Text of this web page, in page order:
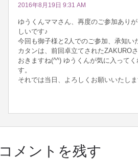
2016年8月19日 9:31 AM
ゆうくんママさん、再度のご参加あり
しいです♪
今回も御子様と2人でのご参加、承知い
カタンは、前回卓立てされたZAKURO
おきますね(^^) ゆうくんが気に入って
す。
それでは当日、よろしくお願いいたしま
コメントを残す